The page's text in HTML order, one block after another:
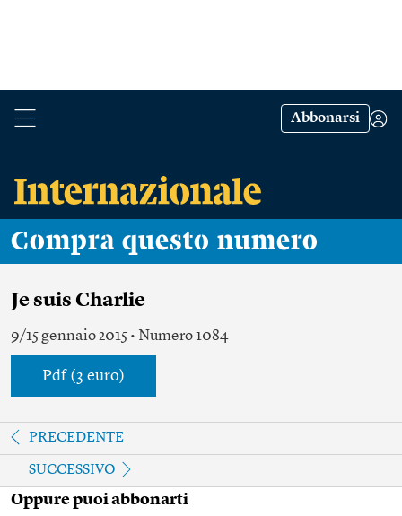
Abbonarsi
Compra questo numero
Je suis Charlie
9/15 gennaio 2015 • Numero 1084
Pdf (3 euro)
PRECEDENTE
SUCCESSIVO
Oppure puoi abbonarti